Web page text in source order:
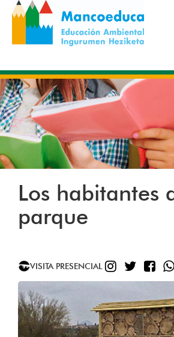
Pasar
contenido
principal
Los habitantes
parque
VISITA PRESENCIAL